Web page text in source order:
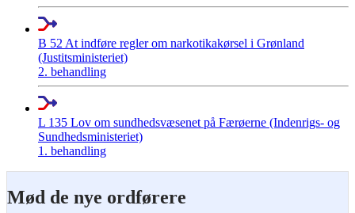
B 52 At indføre regler om narkotikakørsel i Grønland
(Justitsministeriet)
2. behandling
L 135 Lov om sundhedsvæsenet på Færøerne (Indenrigs- og
Sundhedsministeriet)
1. behandling
Mød de nye ordførere